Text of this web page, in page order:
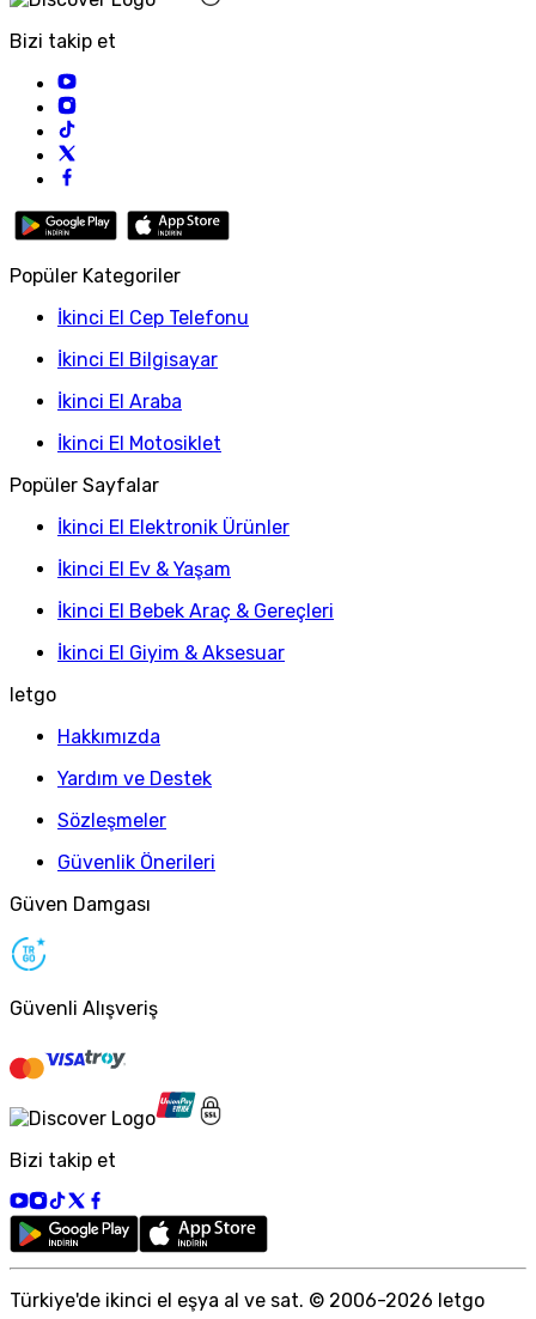
Bizi takip et
Popüler Kategoriler
İkinci El Cep Telefonu
İkinci El Bilgisayar
İkinci El Araba
İkinci El Motosiklet
Popüler Sayfalar
İkinci El Elektronik Ürünler
İkinci El Ev & Yaşam
İkinci El Bebek Araç & Gereçleri
İkinci El Giyim & Aksesuar
letgo
Hakkımızda
Yardım ve Destek
Sözleşmeler
Güvenlik Önerileri
Güven Damgası
Güvenli Alışveriş
Bizi takip et
Türkiye'de ikinci el eşya al ve sat. © 2006-2026 letgo